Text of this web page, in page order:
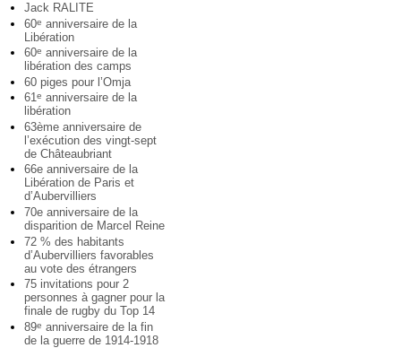
Jack RALITE
60e anniversaire de la
Libération
60e anniversaire de la
libération des camps
60 piges pour l’Omja
61e anniversaire de la
libération
63ème anniversaire de
l’exécution des vingt-sept
de Châteaubriant
66e anniversaire de la
Libération de Paris et
d’Aubervilliers
70e anniversaire de la
disparition de Marcel Reine
72 % des habitants
d’Aubervilliers favorables
au vote des étrangers
75 invitations pour 2
personnes à gagner pour la
finale de rugby du Top 14
89e anniversaire de la fin
de la guerre de 1914-1918